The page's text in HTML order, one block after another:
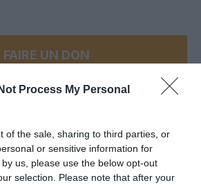
Process My Personal
of the sale, sharing to third parties, or
or sensitive information for
us, please use the below opt-out
selection. Please note that after your
FAIRE UN DON
aux lecteurs !
développement !
NOUS SOUTENIR